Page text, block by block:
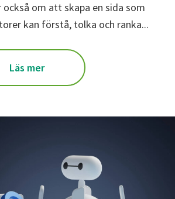
också om att skapa en sida som
kan förstå, tolka och ranka...
Läs mer